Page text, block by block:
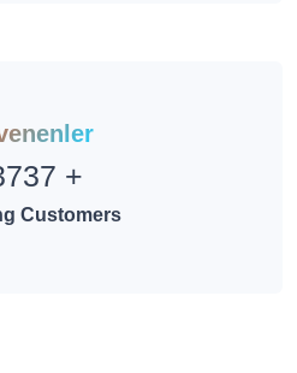
+
Customers